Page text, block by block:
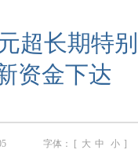
超长期特
资金下达
字体： [ 大 中 小 ]